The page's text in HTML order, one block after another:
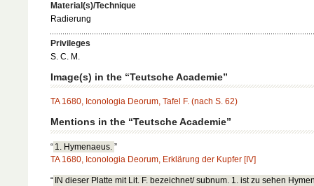
Material(s)/Technique
Radierung
Privileges
S. C. M.
Image(s) in the “Teutsche Academie”
TA 1680, Iconologia Deorum, Tafel F. (nach S. 62)
Mentions in the “Teutsche Academie”
“ 1. Hymenaeus. ”
TA 1680, Iconologia Deorum, Erklärung der Kupfer [IV]
“ IN dieser Platte mit Lit. F. bezeichnet/ subnum. 1. ist zu sehen